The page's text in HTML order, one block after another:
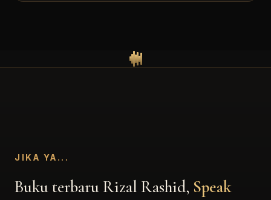
JIKA YA...
Buku terbaru Rizal Rashid, Speak